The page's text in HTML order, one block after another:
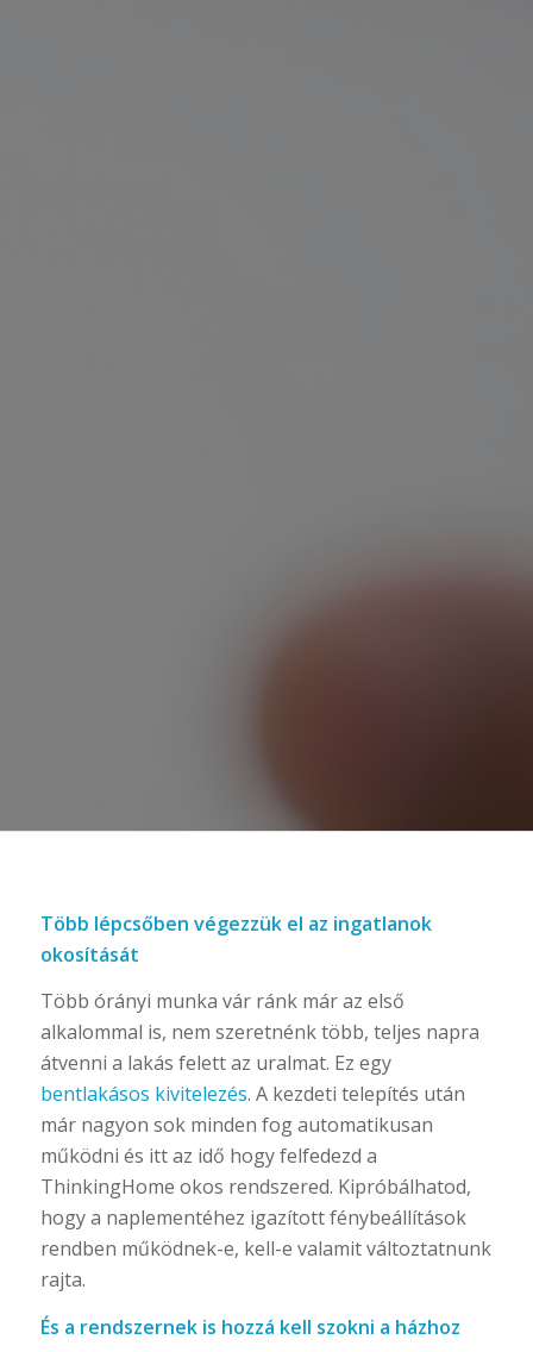
Több lépcsőben végezzük el az ingatlanok
okosítását
Több órányi munka vár ránk már az első
alkalommal is, nem szeretnénk több, teljes napra
átvenni a lakás felett az uralmat. Ez egy
bentlakásos kivitelezés. A kezdeti telepítés után
már nagyon sok minden fog automatikusan
működni és itt az idő hogy felfedezd a
ThinkingHome okos rendszered. Kipróbálhatod,
hogy a naplementéhez igazított fénybeállítások
rendben működnek-e, kell-e valamit változtatnunk
rajta.
És a rendszernek is hozzá kell szokni a házhoz
rész
2022.01.17. - 13:20
Egy Boneco P340 digitális jövője
2022.01.13. - 15:43
Hogyan növeld a WiFi felhasználói élményt – 1.
rész
2022.01.09. - 16:39
Digitális termosztát okos funkciókkal
2022.01.02. - 10:56
KAPCSOLAT